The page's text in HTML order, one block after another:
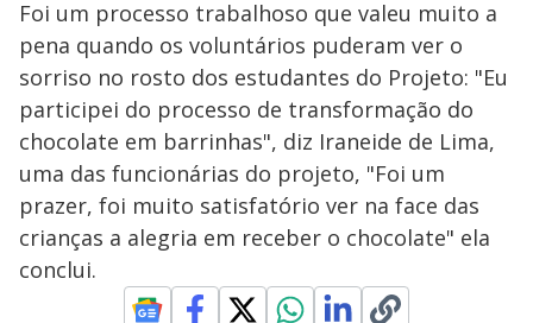
o
Foi um processo trabalhoso que valeu muito a
pena quando os voluntários puderam ver o
sorriso no rosto dos estudantes do Projeto: "Eu
participei do processo de transformação do
chocolate em barrinhas", diz Iraneide de Lima,
uma das funcionárias do projeto, "Foi um
prazer, foi muito satisfatório ver na face das
crianças a alegria em receber o chocolate" ela
conclui.